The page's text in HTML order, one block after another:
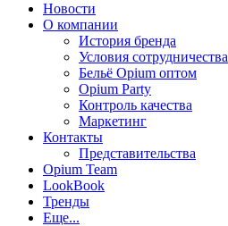
Новости
О компании
История бренда
Условия сотрудничества
Бельё Opium оптом
Opium Party
Контроль качества
Маркетинг
Контакты
Представительства
Opium Team
LookBook
Тренды
Еще...